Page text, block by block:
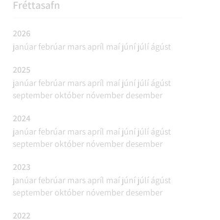
Fréttasafn
2026
janúar febrúar mars apríl maí júní júlí ágúst
2025
janúar febrúar mars apríl maí júní júlí ágúst
september október nóvember desember
2024
janúar febrúar mars apríl maí júní júlí ágúst
september október nóvember desember
2023
janúar febrúar mars apríl maí júní júlí ágúst
september október nóvember desember
2022